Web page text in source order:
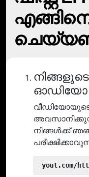
ഓഡിയോ
നിങ്ങൾക്ക്
yout.com/